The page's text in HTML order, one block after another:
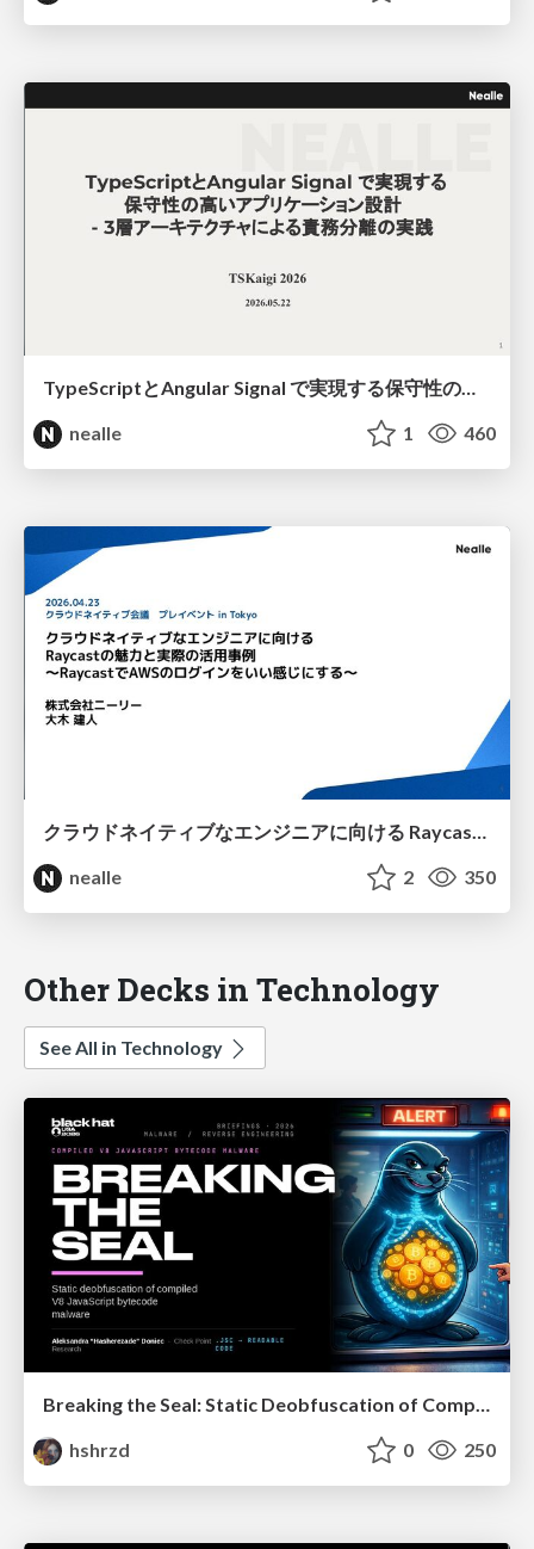
TypeScriptとAngular Signal で実現する保守性の高いアプリケーション設計 - 3層アーキテクチャによる責務分離の実践（たつかわ） https://2026.tskaigi.org/talks/10
nealle
1 460
クラウドネイティブなエンジニアに向ける Raycastの魅力と実際の活用事例
nealle
2 350
Other Decks in Technology
See All in Technology
hshrzd
0 250